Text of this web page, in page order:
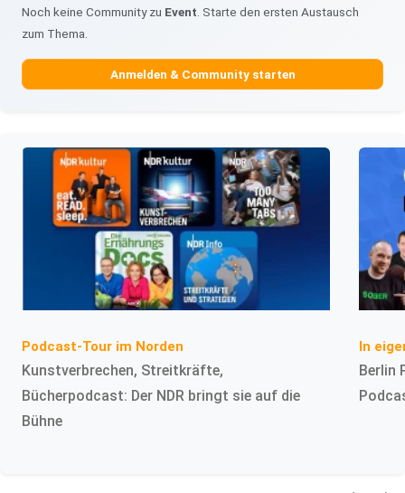
Noch keine Community zu Event . Starte den ersten Austausch
zum Thema.
Anmelden & Community starten
Podcast-Tour im Norden
Kunstverbrechen, Streitkräfte,
Bücherpodcast: Der NDR bringt sie auf die
Bühne
In
Berlin